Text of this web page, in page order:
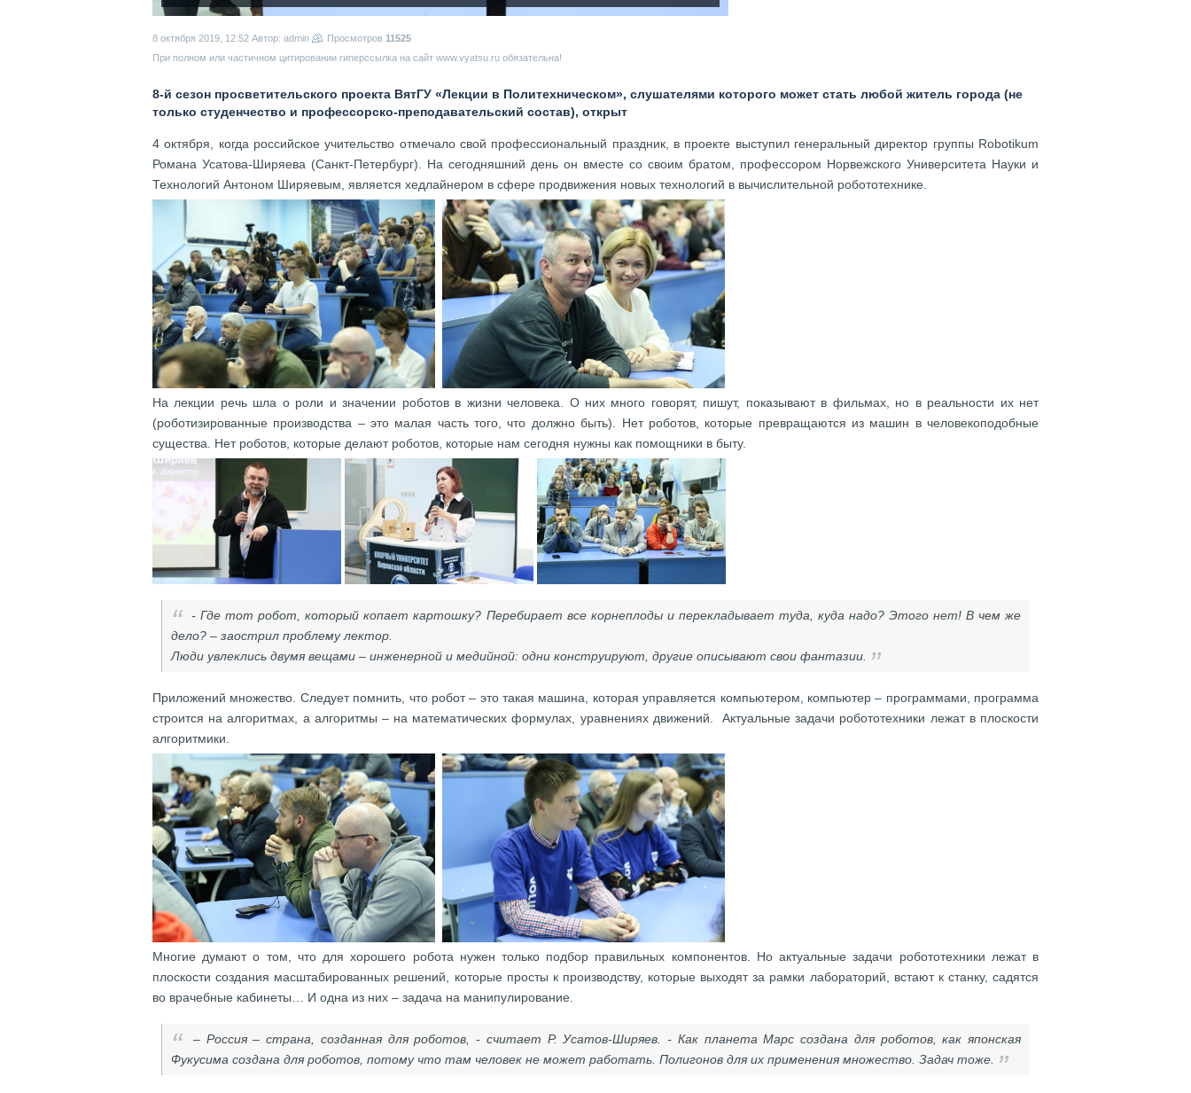
8 октября 2019, 12:52 Автор: admin Просмотров 11525
При полном или частичном цитировании гиперссылка на сайт www.vyatsu.ru обязательна!
8-й сезон просветительского проекта ВятГУ «Лекции в Политехническом», слушателями которого может стать любой житель города (не
только студенчество и профессорско-преподавательский состав), открыт
4 октября, когда российское учительство отмечало свой профессиональный праздник, в проекте выступил генеральный директор группы Robotikum
Романа Усатова-Ширяева (Санкт-Петербург). На сегодняшний день он вместе со своим братом, профессором Норвежского Университета Науки и
Технологий Антоном Ширяевым, является хедлайнером в сфере продвижения новых технологий в вычислительной робототехнике.
На лекции речь шла о роли и значении роботов в жизни человека. О них много говорят, пишут, показывают в фильмах, но в реальности их нет
(роботизированные производства – это малая часть того, что должно быть). Нет роботов, которые превращаются из машин в человекоподобные
существа. Нет роботов, которые делают роботов, которые нам сегодня нужны как помощники в быту.
- Где тот робот, который копает картошку? Перебирает все корнеплоды и перекладывает туда, куда надо? Этого нет! В чем же
дело? – заострил проблему лектор.
Люди увлеклись двумя вещами – инженерной и медийной: одни конструируют, другие описывают свои фантазии.
Приложений множество. Следует помнить, что робот – это такая машина, которая управляется компьютером, компьютер – программами, программа
строится на алгоритмах, а алгоритмы – на математических формулах, уравнениях движений. Актуальные задачи робототехники лежат в плоскости
алгоритмики.
Многие думают о том, что для хорошего робота нужен только подбор правильных компонентов. Но актуальные задачи робототехники лежат в
плоскости создания масштабированных решений, которые просты к производству, которые выходят за рамки лабораторий, встают к станку, садятся
во врачебные кабинеты… И одна из них – задача на манипулирование.
– Россия – страна, созданная для роботов, - считает Р. Усатов-Ширяев. - Как планета Марс создана для роботов, как японская
Фукусима создана для роботов, потому что там человек не может работать. Полигонов для их применения множество. Задач тоже.